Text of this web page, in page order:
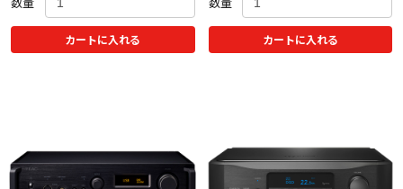
カートに入れる カートに入れる